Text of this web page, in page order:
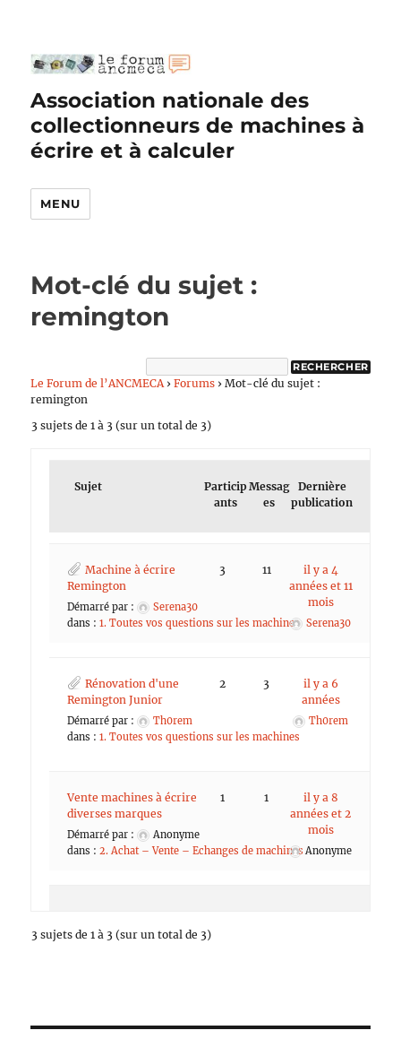
Association nationale des
collectionneurs de machines à
écrire et à calculer
MENU
Mot-clé du sujet :
remington
Le Forum de l’ANCMECA › Forums › Mot-clé du sujet :
remington
3 sujets de 1 à 3 (sur un total de 3)
Sujet
Particip
ants
Messag
es
Dernière
publication
Machine à écrire
Remington
Démarré par :
Serena30
dans :1. Toutes vos questions sur les machines
3 11
il y a 4
années et 11
mois
Serena30
Rénovation d'une
Remington Junior
Démarré par :
Th0rem
dans :1. Toutes vos questions sur les machines
2 3
il y a 6
années
Th0rem
Vente machines à écrire
diverses marques
Démarré par :
Anonyme
dans :2. Achat – Vente – Echanges de machines
1 1
il y a 8
années et 2
mois
Anonyme
3 sujets de 1 à 3 (sur un total de 3)